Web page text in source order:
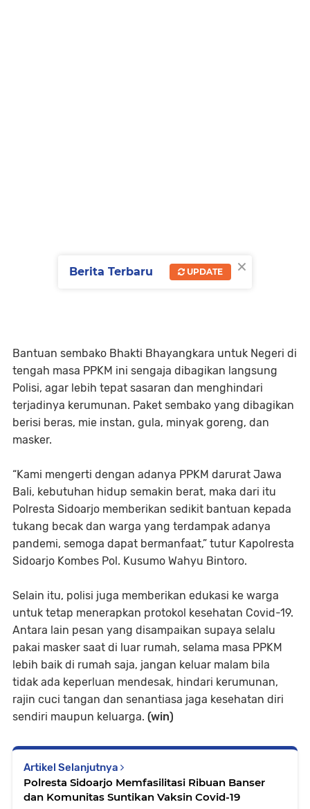
Bantuan sembako Bhakti Bhayangkara untuk Negeri di
tengah masa PPKM ini sengaja dibagikan langsung
Polisi, agar lebih tepat sasaran dan menghindari
terjadinya kerumunan. Paket sembako yang dibagikan
berisi beras, mie instan, gula, minyak goreng, dan
masker.
“Kami mengerti dengan adanya PPKM darurat Jawa
Bali, kebutuhan hidup semakin berat, maka dari itu
Polresta Sidoarjo memberikan sedikit bantuan kepada
tukang becak dan warga yang terdampak adanya
pandemi, semoga dapat bermanfaat,” tutur Kapolresta
Sidoarjo Kombes Pol. Kusumo Wahyu Bintoro.
Selain itu, polisi juga memberikan edukasi ke warga
untuk tetap menerapkan protokol kesehatan Covid-19.
Antara lain pesan yang disampaikan supaya selalu
pakai masker saat di luar rumah, selama masa PPKM
lebih baik di rumah saja, jangan keluar malam bila
tidak ada keperluan mendesak, hindari kerumunan,
rajin cuci tangan dan senantiasa jaga kesehatan diri
sendiri maupun keluarga. (win)
Artikel Selanjutnya
Polresta Sidoarjo Memfasilitasi Ribuan Banser
dan Komunitas Suntikan Vaksin Covid-19
×
Berita Terbaru UPDATE